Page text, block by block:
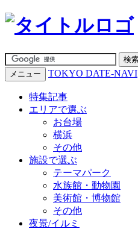
メニュー TOKYO DATE-NAVI
特集記事
エリアで選ぶ
お台場
横浜
その他
施設で選ぶ
テーマパーク
水族館・動物園
美術館・博物館
その他
夜景/イルミ